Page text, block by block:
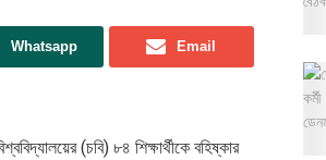
Whatsapp Email
(চবি) ৮৪ শিক্ষার্থীকে বহিষ্কার